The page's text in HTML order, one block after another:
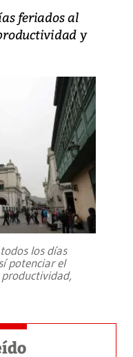
feriados al
y
los días
potenciar el